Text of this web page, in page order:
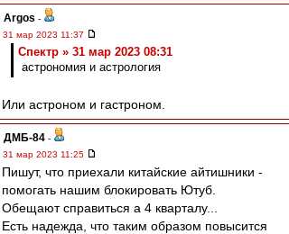
Argos -
31 мар 2023 11:37
Спектр » 31 мар 2023 08:31
астрономия и астрология
Или астроном и гастроном.
ДМБ-84 -
31 мар 2023 11:25
Пишут, что приехали китайские айтишники -
помогать нашим блокировать Ютуб.
Обещают справиться а 4 кварталу...
Есть надежда, что таким образом повысится